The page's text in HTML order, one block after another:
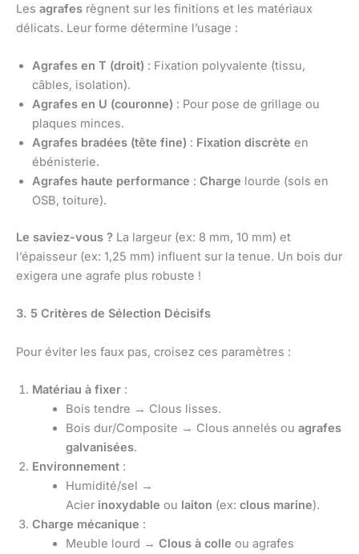
Les agrafes règnent sur les finitions et les matériaux
délicats. Leur forme détermine l’usage :
Agrafes en T (droit) : Fixation polyvalente (tissu,
câbles, isolation).
Agrafes en U (couronne) : Pour pose de grillage ou
plaques minces.
Agrafes bradées (tête fine) : Fixation discrète en
ébénisterie.
Agrafes haute performance : Charge lourde (sols en
OSB, toiture).
Le saviez-vous ? La largeur (ex: 8 mm, 10 mm) et
l’épaisseur (ex: 1,25 mm) influent sur la tenue. Un bois dur
exigera une agrafe plus robuste !
3. 5 Critères de Sélection Décisifs
Pour éviter les faux pas, croisez ces paramètres :
Matériau à fixer :
Bois tendre → Clous lisses.
Bois dur/Composite → Clous annelés ou agrafes
galvanisées.
Environnement :
Humidité/sel →
Acier inoxydable ou laiton (ex: clous marine).
Charge mécanique :
Meuble lourd → Clous à colle ou agrafes